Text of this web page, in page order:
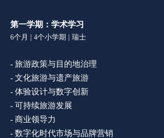
第一学期：学术学习
6个月 | 4个小学期 | 瑞士
- 旅游政策与目的地治理
- 文化旅游与遗产旅游
- 体验设计与数字创新
- 可持续旅游发展
- 商业领导力
- 数字化时代市场与品牌营销